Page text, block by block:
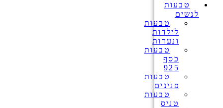
טבעות
לנשים
טבעות
לילדות
ונערות
טבעות
כסף
925
טבעות
פנינים
טבעות
טניס